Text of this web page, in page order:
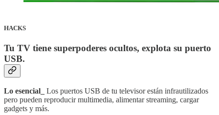
HACKS
Tu TV tiene superpoderes ocultos, explota su puerto
USB.
Lo esencial_ Los puertos USB de tu televisor están infrautilizados
pero pueden reproducir multimedia, alimentar streaming, cargar
gadgets y más.